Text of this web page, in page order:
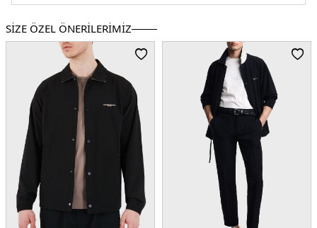
Kapama Şekli :Çift Yönlü Fermuar
Kol Boyu :Uzun Kol
Kalıp Bilgisi :Regular Fit
Menşei :
5DK1EM003415AF18231UB118.12
SİZE ÖZEL ÖNERİLERİMİZ